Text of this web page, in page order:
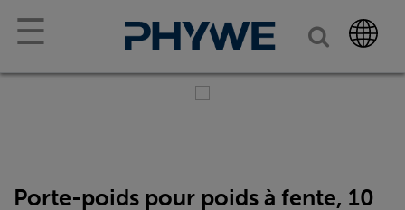
☰
Porte-poids pour poids à fente, 10